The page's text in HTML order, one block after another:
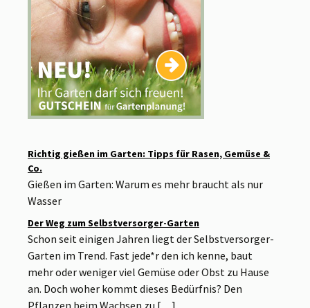
Richtig gießen im Garten: Tipps für Rasen, Gemüse &
Co.
Gießen im Garten: Warum es mehr braucht als nur
Wasser
Der Weg zum Selbstversorger-Garten
Schon seit einigen Jahren liegt der Selbstversorger-
Garten im Trend. Fast jede*r den ich kenne, baut
mehr oder weniger viel Gemüse oder Obst zu Hause
an. Doch woher kommt dieses Bedürfnis? Den